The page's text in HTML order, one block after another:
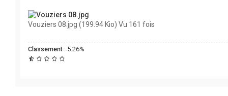
Vouziers 08.jpg (199.94 Kio) Vu 161 fois
Classement : 5.26%